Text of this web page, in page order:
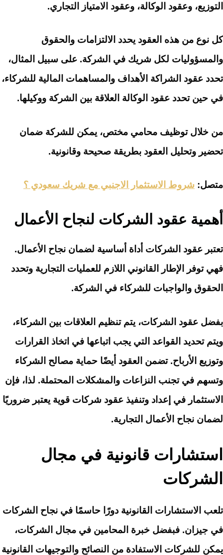
التوزيع، وعقود الوكالة، وعقود الامتياز التجاري.
كل نوع من هذه العقود يحدد الالتزامات والحقوق
والمسؤوليات لكل شريك في الشركة. على سبيل المثال،
تحدد عقود الشراكة الأهداف والمساهمات المالية للشركاء،
في حين تحدد عقود الوكالة العلاقة بين الشركة ووكيلها.
من خلال توظيف محامي مختص، يمكن للشركة ضمان
تحضير وتحليل العقود بطريقة صحيحة وقانونية.
متصل: شروط الاستثمار الاجنبي مع شريك سعودي ؟
أهمية عقود الشركات لنجاح الأعمال
تعتبر عقود الشركات أداة أساسية لضمان نجاح الأعمال.
فهي توفر الإطار القانوني اللازم للعمليات التجارية وتحدد
الحقوق والواجبات للشركاء في الشركة.
بفضل عقود الشركات، يتم تنظيم العلاقات بين الشركاء،
ويتم تحديد القواعد التي يجب اتباعها في اتخاذ القرارات
وتوزيع الأرباح. تضمن العقود أيضًا حماية مصالح الشركاء
وتسهم في تجنب النزاعات والمشكلات المحتملة. لذا، فإن
الاستثمار في إعداد وتنفيذ عقود شركات قوية يعتبر ضروريًا
لضمان نجاح الأعمال التجارية.
استشارات قانونية في مجال
الشركات
تلعب الاستشارات القانونية دورًا حاسمًا في نجاح الشركات
في جيزان. فبفضل خبرة المحامين في مجال الشركات،
يمكن للشركات الاستفادة من النصائح والتوجيهات القانونية